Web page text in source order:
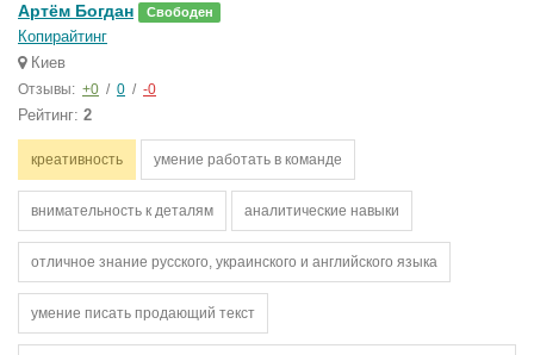
Артём Богдан Свободен
Копирайтинг
Киев
Отзывы: +0 / 0 / -0
Рейтинг: 2
креативность умение работать в команде
внимательность к деталям аналитические навыки
отличное знание русского, украинского и английского языка
умение писать продающий текст